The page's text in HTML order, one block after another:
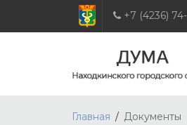
+7 (4236)
Главная Документы